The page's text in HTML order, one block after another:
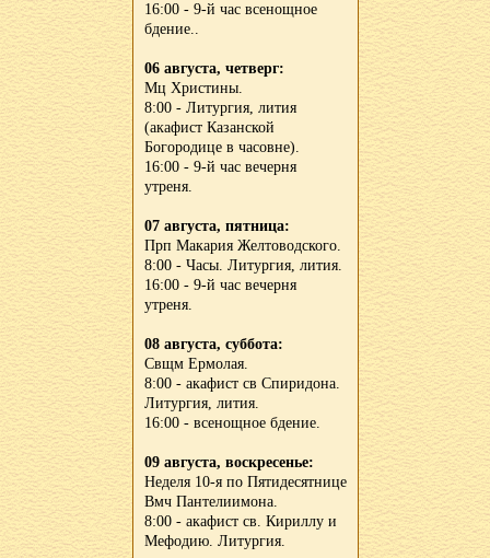
16:00 - 9-й час всенощное
бдение..
06 августа, четверг:
Мц Христины.
8:00 - Литургия, лития
(акафист Казанской
Богородице в часовне).
16:00 - 9-й час вечерня
утреня.
07 августа, пятница:
Прп Макария Желтоводского.
8:00 - Часы. Литургия, лития.
16:00 - 9-й час вечерня
утреня.
08 августа, суббота:
Свщм Ермолая.
8:00 - акафист св Спиридона.
Литургия, лития.
16:00 - всенощное бдение.
09 августа, воскресенье:
Неделя 10-я по Пятидесятнице
Вмч Пантелиимона.
8:00 - акафист св. Кириллу и
Мефодию. Литургия.